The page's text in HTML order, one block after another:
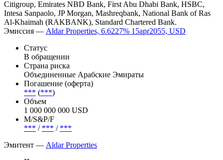
Citigroup, Emirates NBD Bank, First Abu Dhabi Bank, HSBC,
Intesa Sanpaolo, JP Morgan, Mashreqbank, National Bank of Ras
Al-Khaimah (RAKBANK), Standard Chartered Bank.
Эмиссия — Aldar Properties, 6.6227% 15apr2055, USD
Статус
В обращении
Страна риска
Объединенные Арабские Эмираты
Погашение (оферта)
*** (***)
Объем
1 000 000 000 USD
М/S&P/F
*** / *** / ***
Эмитент — Aldar Properties